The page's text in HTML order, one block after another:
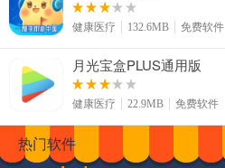
健康医疗 132.6MB 免费软件
月光宝盒PLUS通用版
健康医疗 22.9MB 免费软件
热门软件